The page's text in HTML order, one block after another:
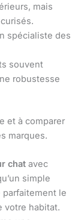
mais
spécialiste des
souvent
robustesse
et à comparer
marques.
chat avec
simple
parfaitement le
votre habitat.